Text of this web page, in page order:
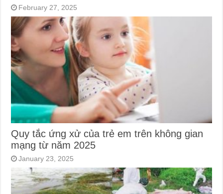
February 27, 2025
Quy tắc ứng xử của trẻ em trên không gian
mạng từ năm 2025
January 23, 2025